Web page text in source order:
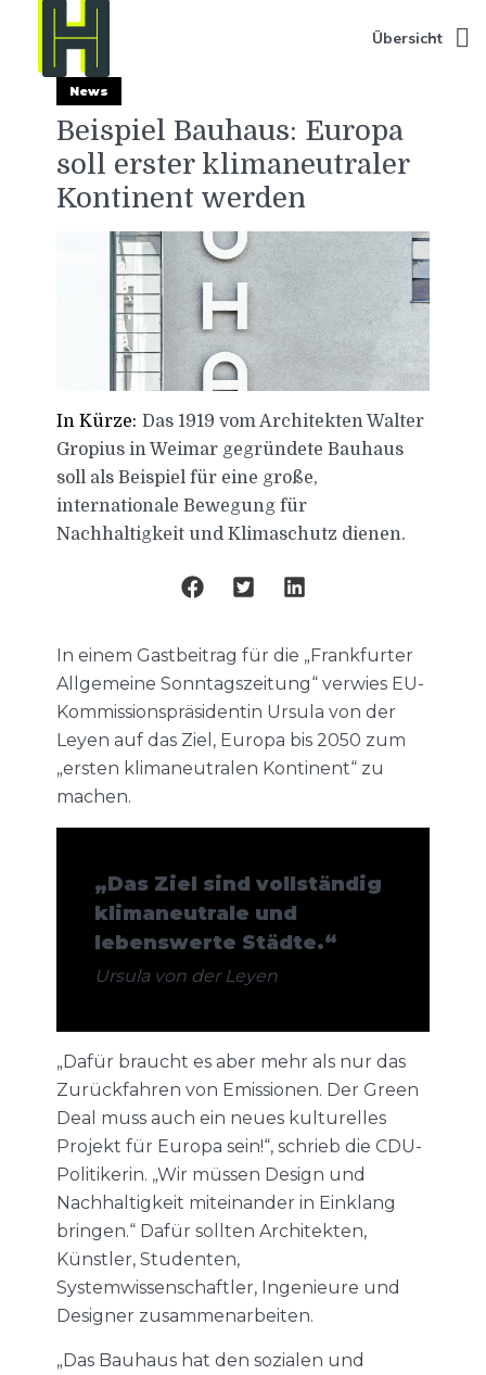
Übersicht
News
Beispiel Bauhaus: Europa
soll erster klimaneutraler
Kontinent werden
In Kürze: Das 1919 vom Architekten Walter
Gropius in Weimar gegründete Bauhaus
soll als Beispiel für eine große,
internationale Bewegung für
Nachhaltigkeit und Klimaschutz dienen.
In einem Gastbeitrag für die „Frankfurter
Allgemeine Sonntagszeitung“ verwies EU-
Kommissionspräsidentin Ursula von der
Leyen auf das Ziel, Europa bis 2050 zum
„ersten klimaneutralen Kontinent“ zu
machen.
„Das Ziel sind vollständig
klimaneutrale und
lebenswerte Städte.“
Ursula von der Leyen
„Dafür braucht es aber mehr als nur das
Zurückfahren von Emissionen. Der Green
Deal muss auch ein neues kulturelles
Projekt für Europa sein!“, schrieb die CDU-
Politikerin. „Wir müssen Design und
Nachhaltigkeit miteinander in Einklang
bringen.“ Dafür sollten Architekten,
Künstler, Studenten,
Systemwissenschaftler, Ingenieure und
Designer zusammenarbeiten.
„Das Bauhaus hat den sozialen und